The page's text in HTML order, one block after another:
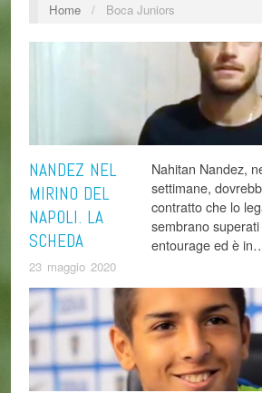
Home / Boca Juniors
NANDEZ NEL
MIRINO DEL
NAPOLI. LA
SCHEDA
23 maggio 2020
Nahitan Nandez,
settimane,
contratto che lo
sembrano
entourage ed è